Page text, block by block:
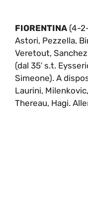
FIORENTINA (4-
Astori, Pezzella,
Veretout,
(dal 35′ s.t.
Simeone). A
Laurini,
Thereau, Hagi.